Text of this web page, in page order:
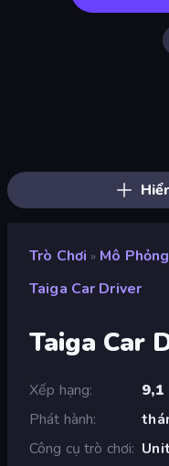
Trò Chơi » Mô Phỏng
Taiga Car Driver
Taiga Car
Xếp hạng 9,1
Phát hành
Công cụ trò chơi